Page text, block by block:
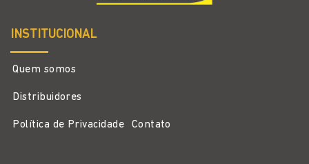
INSTITUCIONAL
Quem somos
Distribuidores
Política de Privacidade Contato